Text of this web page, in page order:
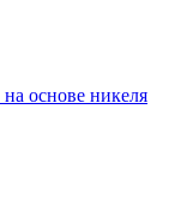
основе никеля